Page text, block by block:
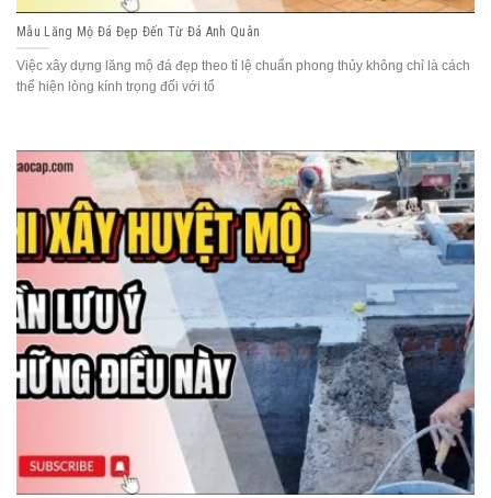
Mẫu Lăng Mộ Đá Đẹp Đến Từ Đá Anh Quân
Việc xây dựng lăng mộ đá đẹp theo tỉ lệ chuẩn phong thủy không chỉ là cách
thể hiện lòng kính trọng đối với tổ